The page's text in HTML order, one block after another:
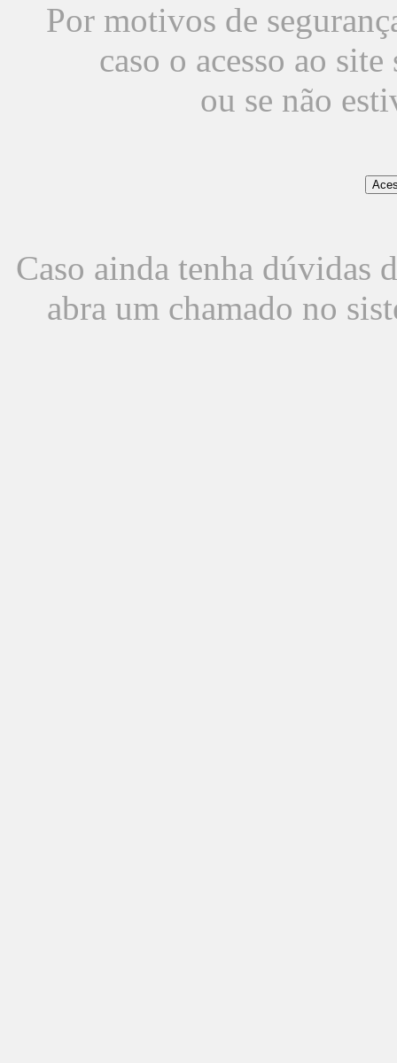
Por motivos de
caso o acesso ao
ou se não
Caso ainda tenha dúvidas
abra um chamado no